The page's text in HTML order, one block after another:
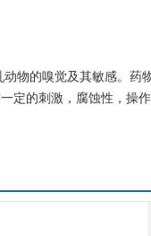
物的嗅觉及其敏感。
定的刺激，腐蚀性，操